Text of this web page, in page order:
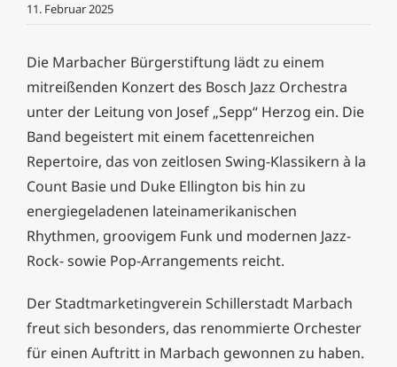
11. Februar 2025
Die Marbacher Bürgerstiftung lädt zu einem
mitreißenden Konzert des Bosch Jazz Orchestra
unter der Leitung von Josef „Sepp“ Herzog ein. Die
Band begeistert mit einem facettenreichen
Repertoire, das von zeitlosen Swing-Klassikern à la
Count Basie und Duke Ellington bis hin zu
energiegeladenen lateinamerikanischen
Rhythmen, groovigem Funk und modernen Jazz-
Rock- sowie Pop-Arrangements reicht.
Der Stadtmarketingverein Schillerstadt Marbach
freut sich besonders, das renommierte Orchester
für einen Auftritt in Marbach gewonnen zu haben.